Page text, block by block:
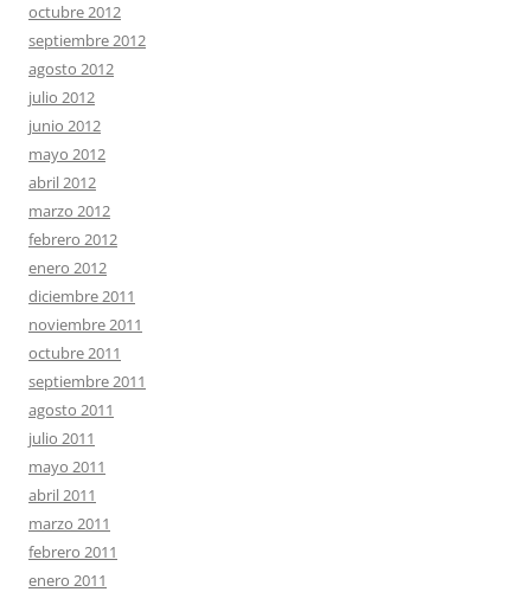
octubre 2012
septiembre 2012
agosto 2012
julio 2012
junio 2012
mayo 2012
abril 2012
marzo 2012
febrero 2012
enero 2012
diciembre 2011
noviembre 2011
octubre 2011
septiembre 2011
agosto 2011
julio 2011
mayo 2011
abril 2011
marzo 2011
febrero 2011
enero 2011